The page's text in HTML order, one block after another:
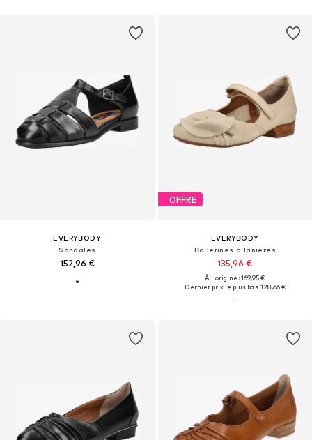
EVERYBODY
Sandales
152,96 €
OFFRE
EVERYBODY
Ballerines à lanières
135,96 €
À l'origine : 169,95 €
Dernier prix le plus bas :128,66 €